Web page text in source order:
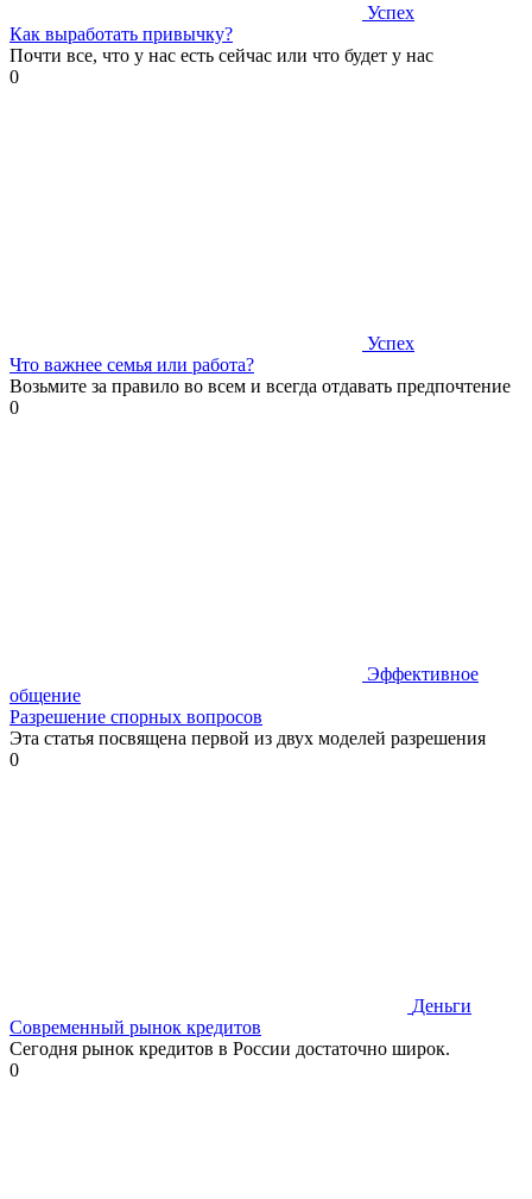
Успех
Как выработать привычку?
Почти все, что у нас есть сейчас или что будет у нас
0
Успех
Что важнее семья или работа?
Возьмите за правило во всем и всегда отдавать предпочтение
0
Эффективное
общение
Разрешение спорных вопросов
Эта статья посвящена первой из двух моделей разрешения
0
Деньги
Современный рынок кредитов
Сегодня рынок кредитов в России достаточно широк.
0